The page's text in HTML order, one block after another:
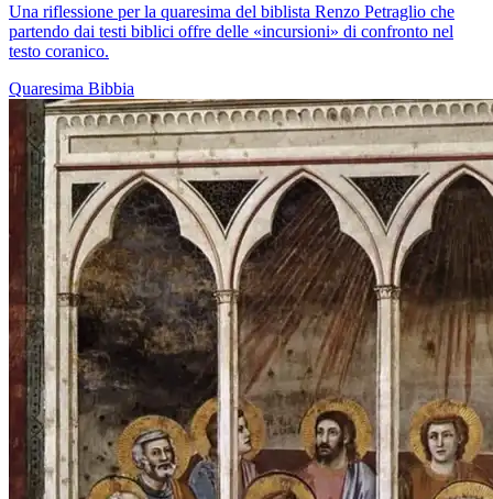
Una riflessione per la quaresima del biblista Renzo Petraglio che
partendo dai testi biblici offre delle «incursioni» di confronto nel
testo coranico.
Quaresima Bibbia